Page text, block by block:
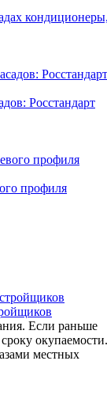
Росстандарт
профиля
Если раньше
окупаемости.
местных